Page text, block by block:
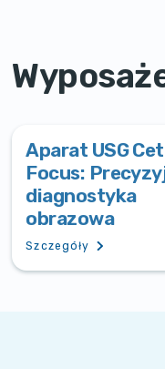
Aparat USG
Focus:
diagnostyka
obrazowa
Szczegóły